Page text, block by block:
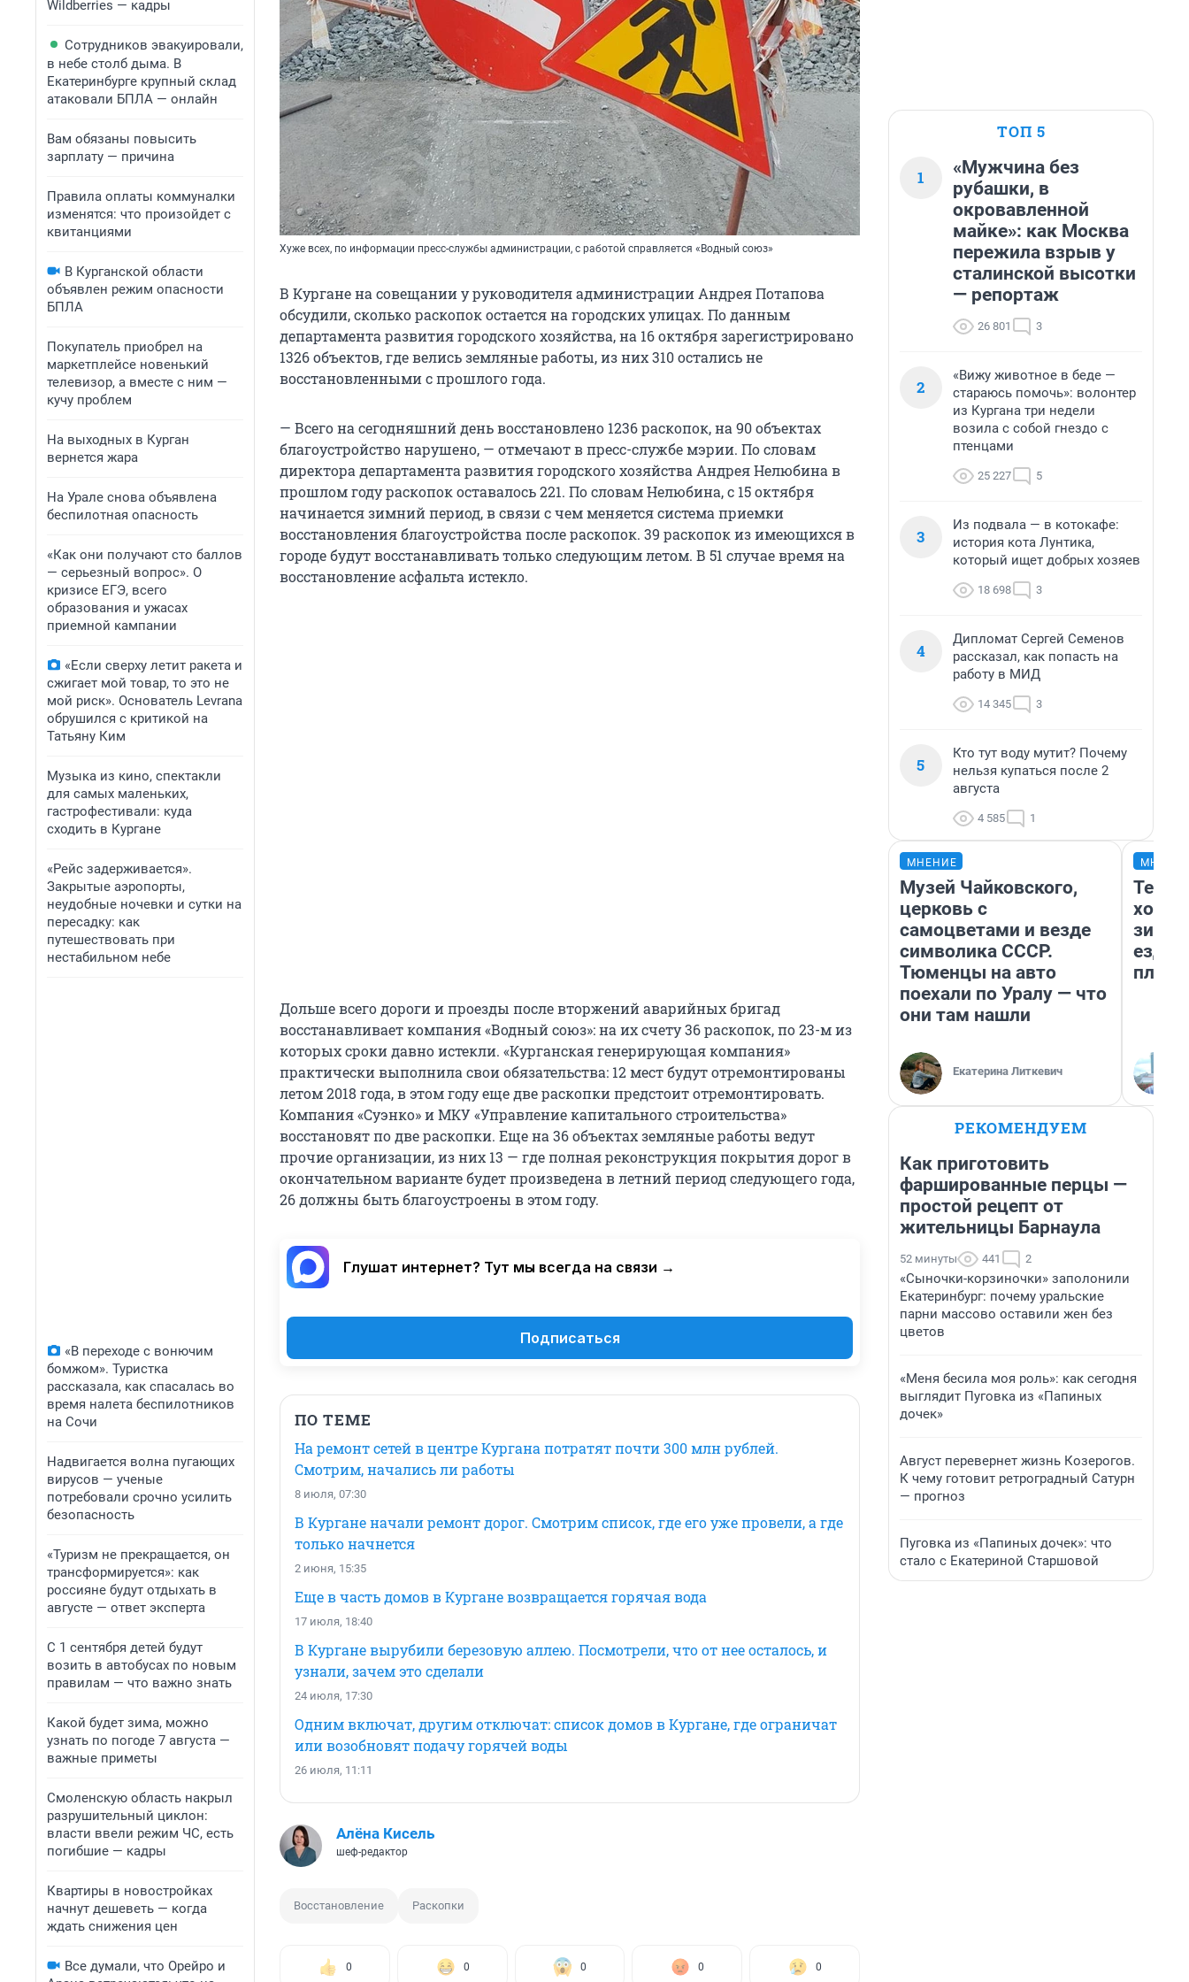
Wildberries — кадры
Сотрудников эвакуировали,
в небе столб дыма. В
Екатеринбурге крупный склад
атаковали БПЛА — онлайн
Вам обязаны повысить
зарплату — причина
Правила оплаты коммуналки
изменятся: что произойдет с
квитанциями
В Курганской области
объявлен режим опасности
БПЛА
Покупатель приобрел на
маркетплейсе новенький
телевизор, а вместе с ним —
кучу проблем
На выходных в Курган
вернется жара
На Урале снова объявлена
беспилотная опасность
«Как они получают сто баллов
— серьезный вопрос». О
кризисе ЕГЭ, всего
образования и ужасах
приемной кампании
«Если сверху летит ракета и
сжигает мой товар, то это не
мой риск». Основатель Levrana
обрушился с критикой на
Татьяну Ким
Музыка из кино, спектакли
для самых маленьких,
гастрофестивали: куда
сходить в Кургане
«Рейс задерживается».
Закрытые аэропорты,
неудобные ночевки и сутки на
пересадку: как
путешествовать при
нестабильном небе
«В переходе с вонючим
бомжом». Туристка
рассказала, как спасалась во
время налета беспилотников
на Сочи
Надвигается волна пугающих
вирусов — ученые
потребовали срочно усилить
безопасность
«Туризм не прекращается, он
трансформируется»: как
россияне будут отдыхать в
августе — ответ эксперта
С 1 сентября детей будут
возить в автобусах по новым
правилам — что важно знать
Какой будет зима, можно
узнать по погоде 7 августа —
важные приметы
Смоленскую область накрыл
разрушительный циклон:
власти ввели режим ЧС, есть
погибшие — кадры
Квартиры в новостройках
начнут дешеветь — когда
ждать снижения цен
Все думали, что Орейро и
Хуже всех, по информации пресс-службы администрации, с работой справляется «Водный союз»
В Кургане на совещании у руководителя администрации Андрея Потапова
обсудили, сколько раскопок остается на городских улицах. По данным
департамента развития городского хозяйства, на 16 октября зарегистрировано
1326 объектов, где велись земляные работы, из них 310 остались не
восстановленными с прошлого года.
— Всего на сегодняшний день восстановлено 1236 раскопок, на 90 объектах
благоустройство нарушено, — отмечают в пресс-службе мэрии. По словам
директора департамента развития городского хозяйства Андрея Нелюбина в
прошлом году раскопок оставалось 221. По словам Нелюбина, с 15 октября
начинается зимний период, в связи с чем меняется система приемки
восстановления благоустройства после раскопок. 39 раскопок из имеющихся в
городе будут восстанавливать только следующим летом. В 51 случае время на
восстановление асфальта истекло.
Дольше всего дороги и проезды после вторжений аварийных бригад
восстанавливает компания «Водный союз»: на их счету 36 раскопок, по 23-м из
которых сроки давно истекли. «Курганская генерирующая компания»
практически выполнила свои обязательства: 12 мест будут отремонтированы
летом 2018 года, в этом году еще две раскопки предстоит отремонтировать.
Компания «Суэнко» и МКУ «Управление капитального строительства»
восстановят по две раскопки. Еще на 36 объектах земляные работы ведут
прочие организации, из них 13 — где полная реконструкция покрытия дорог в
окончательном варианте будет произведена в летний период следующего года,
26 должны быть благоустроены в этом году.
Глушат интернет? Тут мы всегда на связи →
Подписаться
ПО ТЕМЕ
На ремонт сетей в центре Кургана потратят почти 300 млн рублей.
Смотрим, начались ли работы
8 июля, 07:30
В Кургане начали ремонт дорог. Смотрим список, где его уже провели, а где
только начнется
2 июня, 15:35
Еще в часть домов в Кургане возвращается горячая вода
17 июля, 18:40
В Кургане вырубили березовую аллею. Посмотрели, что от нее осталось, и
узнали, зачем это сделали
24 июля, 17:30
Одним включат, другим отключат: список домов в Кургане, где ограничат
или возобновят подачу горячей воды
26 июля, 11:11
Алёна Кисель
шеф-редактор
Восстановление Раскопки
0 0 0 0 0
ТОП 5
1
«Мужчина без
рубашки, в
окровавленной
майке»: как Москва
пережила взрыв у
сталинской высотки
— репортаж
26 801 3
2
«Вижу животное в беде —
стараюсь помочь»: волонтер
из Кургана три недели
возила с собой гнездо с
птенцами
25 227 5
3
Из подвала — в котокафе:
история кота Лунтика,
который ищет добрых хозяев
18 698 3
4
Дипломат Сергей Семенов
рассказал, как попасть на
работу в МИД
14 345 3
5
Кто тут воду мутит? Почему
нельзя купаться после 2
августа
4 585 1
МНЕНИЕ
Музей Чайковского,
церковь с
самоцветами и везде
символика СССР.
Тюменцы на авто
поехали по Уралу — что
они там нашли
Екатерина Литкевич
ездит
РЕКОМЕНДУЕМ
Как приготовить
фаршированные перцы —
простой рецепт от
жительницы Барнаула
52 минуты 441 2
«Сыночки-корзиночки» заполонили
Екатеринбург: почему уральские
парни массово оставили жен без
цветов
«Меня бесила моя роль»: как сегодня
выглядит Пуговка из «Папиных
дочек»
Август перевернет жизнь Козерогов.
К чему готовит ретроградный Сатурн
— прогноз
Пуговка из «Папиных дочек»: что
стало с Екатериной Старшовой